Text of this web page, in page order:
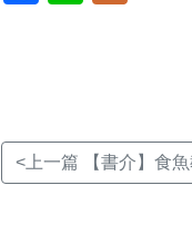
<上一篇 【書介】食